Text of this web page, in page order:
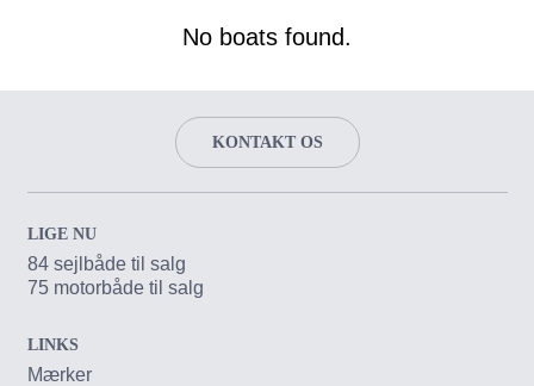
No boats found.
KONTAKT OS
LIGE NU
84 sejlbåde til salg
75 motorbåde til salg
LINKS
Mærker